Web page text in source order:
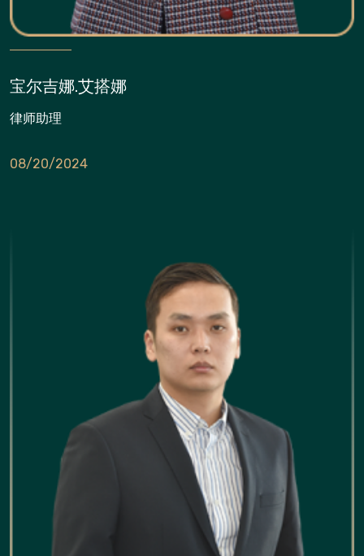
宝尔吉娜.艾搭娜
律师助理
08/20/2024